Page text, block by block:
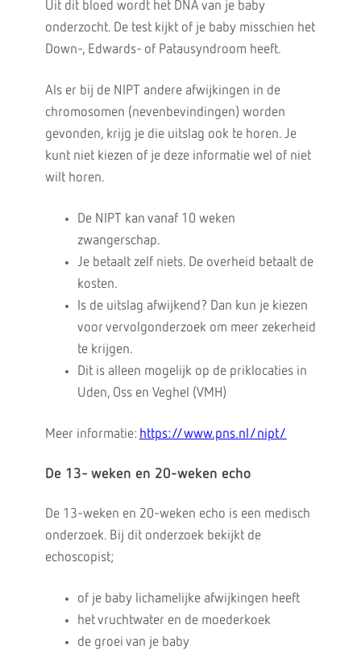
Uit dit bloed wordt het DNA van je baby
onderzocht. De test kijkt of je baby misschien het
Down-, Edwards- of Patausyndroom heeft.
Als er bij de NIPT andere afwijkingen in de
chromosomen (nevenbevindingen) worden
gevonden, krijg je die uitslag ook te horen. Je
kunt niet kiezen of je deze informatie wel of niet
wilt horen.
De NIPT kan vanaf 10 weken
zwangerschap.
Je betaalt zelf niets. De overheid betaalt de
kosten.
Is de uitslag afwijkend? Dan kun je kiezen
voor vervolgonderzoek om meer zekerheid
te krijgen.
Dit is alleen mogelijk op de priklocaties in
Uden, Oss en Veghel (VMH)
Meer informatie: https://www.pns.nl/nipt/
De 13- weken en 20-weken echo
De 13-weken en 20-weken echo is een medisch
onderzoek. Bij dit onderzoek bekijkt de
echoscopist;
of je baby lichamelijke afwijkingen heeft
het vruchtwater en de moederkoek
de groei van je baby